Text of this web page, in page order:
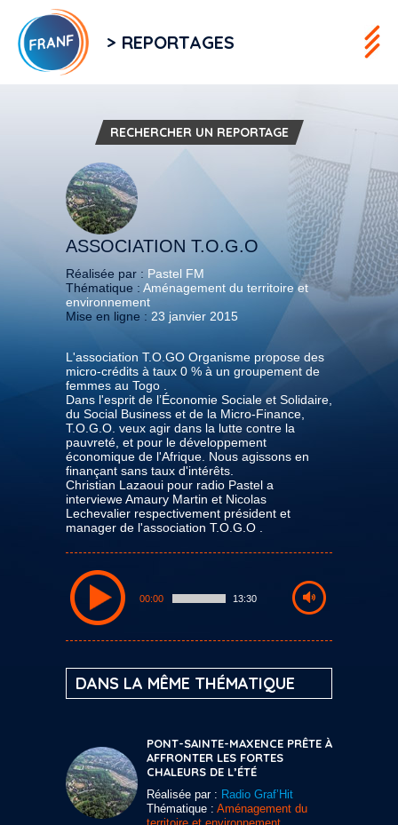
> REPORTAGES
RECHERCHER UN REPORTAGE
ASSOCIATION T.O.G.O
Réalisée par : Pastel FM
Thématique : Aménagement du territoire et
environnement
Mise en ligne : 23 janvier 2015
L'association T.O.GO Organisme propose des
micro-crédits à taux 0 % à un groupement de
femmes au Togo .
Dans l'esprit de l’Économie Sociale et Solidaire,
du Social Business et de la Micro-Finance,
T.O.G.O. veux agir dans la lutte contre la
pauvreté, et pour le développement
économique de l'Afrique. Nous agissons en
finançant sans taux d'intérêts.
Christian Lazaoui pour radio Pastel a
interviewe Amaury Martin et Nicolas
Lechevalier respectivement président et
manager de l'association T.O.G.O .
00:00 13:30
DANS LA MÊME THÉMATIQUE
PONT-SAINTE-MAXENCE PRÊTE À
AFFRONTER LES FORTES
CHALEURS DE L’ÉTÉ
Réalisée par : Radio Graf’Hit
Thématique : Aménagement du